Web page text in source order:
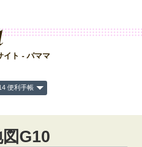
イト - パママ
便利手帳
G10